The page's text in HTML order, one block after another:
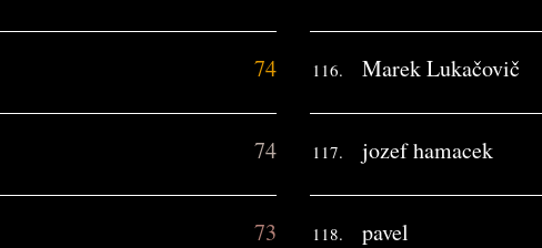
74
74
73
116. Marek Lukačovič
117. jozef hamacek
118. pavel